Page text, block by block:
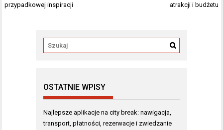
przypadkowej inspiracji
atrakcji i budżetu
OSTATNIE WPISY
Najlepsze aplikacje na city break: nawigacja,
transport, płatności, rezerwacje i zwiedzanie